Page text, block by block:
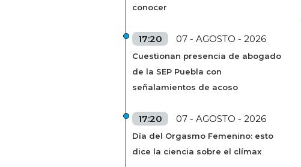
conocer
17:20 07 - AGOSTO - 2026
Cuestionan presencia de abogado
de la SEP Puebla con
señalamientos de acoso
17:20 07 - AGOSTO - 2026
Día del Orgasmo Femenino: esto
dice la ciencia sobre el clímax